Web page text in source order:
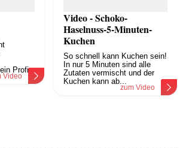
Profi.
Video
Video - Schoko-
Haselnuss-5-Minuten-
Kuchen
So schnell kann Kuchen sein!
In nur 5 Minuten sind alle
Zutaten vermischt und der
Kuchen kann ab...
zum Video